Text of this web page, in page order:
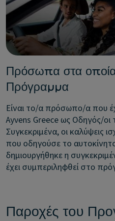
Πρόσωπα στα οποία
Πρόγραμμα
Είναι το/α πρόσωπο/α που
Ayvens Greece ως Οδηγός/οι
Συγκεκριμένα, οι καλύψεις
που οδηγούσε το
δημιουργήθηκε η
έχει συμπεριληφθεί στο
Παροχές του